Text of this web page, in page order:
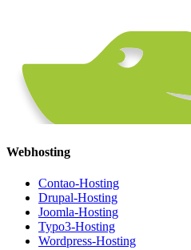
Webhosting
Contao-Hosting
Drupal-Hosting
Joomla-Hosting
Typo3-Hosting
Wordpress-Hosting